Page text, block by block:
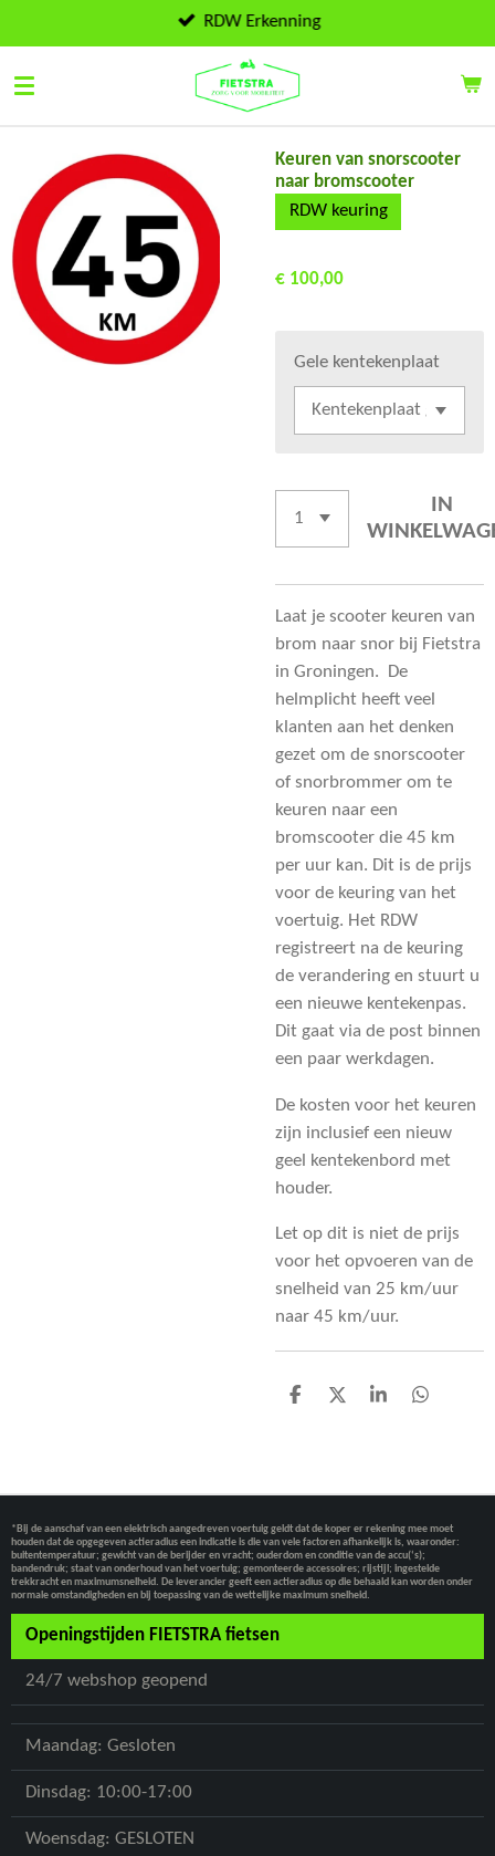
direct
naar
RDW Erkenning
Keuren van snorscooter
naar bromscooter
RDW keuring
€ 100,00
Gele kentekenplaat
IN
Laat je scooter keuren van
brom naar snor bij Fietstra
in Groningen. De
helmplicht heeft veel
klanten aan het denken
gezet om de snorscooter
of snorbrommer om te
keuren naar een
bromscooter die 45 km
per uur kan. Dit is de prijs
voor de keuring van het
voertuig. Het RDW
registreert na de keuring
de verandering en stuurt u
een nieuwe kentekenpas.
Dit gaat via de post binnen
een paar werkdagen.
De kosten voor het keuren
zijn inclusief een nieuw
geel kentekenbord met
houder.
Let op dit is niet de prijs
voor het opvoeren van de
snelheid van 25 km/uur
naar 45 km/uur.
D
D
S
D
*Bij de aanschaf van een elektrisch aangedreven voertuig geldt dat de koper er rekening mee moet
houden dat de opgegeven actieradius een indicatie is die van vele factoren afhankelijk is, waaronder:
buitentemperatuur; gewicht van de berijder en vracht; ouderdom en conditie van de accu(‘s);
bandendruk; staat van onderhoud van het voertuig; gemonteerde accessoires; rijstijl; ingestelde
trekkracht en maximumsnelheid. De leverancier geeft een actieradius op die behaald kan worden onder
normale omstandigheden en bij toepassing van de wettelijke maximum snelheid.
Openingstijden FIETSTRA fietsen
24/7 webshop geopend
Maandag: Gesloten
Dinsdag: 10:00-17:00
Woensdag: GESLOTEN